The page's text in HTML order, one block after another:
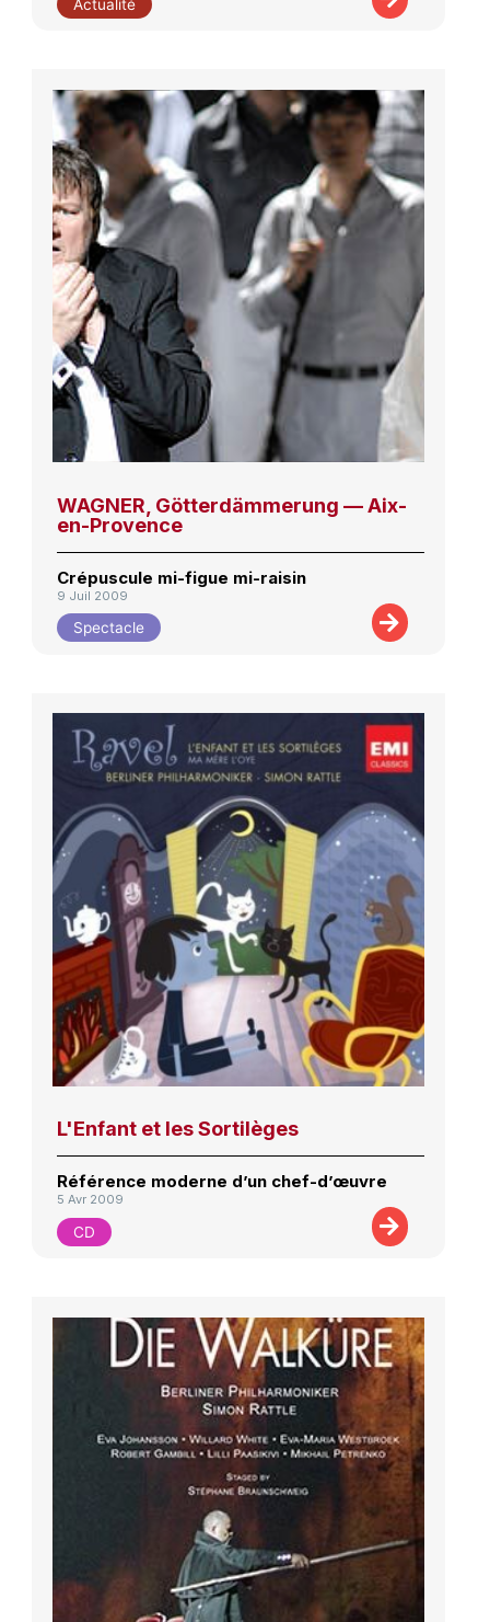
Actualité
WAGNER, Götterdämmerung — Aix-
en-Provence
Crépuscule mi-figue mi-raisin
9 Juil 2009
Spectacle
L'Enfant et les Sortilèges
Référence moderne d’un chef-d’œuvre
5 Avr 2009
CD